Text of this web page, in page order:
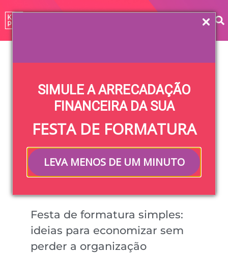
SIMULE A ARRECADAÇÃO
FINANCEIRA DA SUA
FESTA DE FORMATURA
LEVA MENOS DE UM MINUTO
Categoria: Formatura
FORMATURA
Festa de formatura simples:
ideias para economizar sem
perder a organização